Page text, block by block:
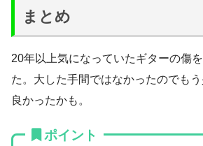
まとめ
20年以上気になっていたギターの傷
た。大した手間ではなかったのでも
良かったかも。
ポイント